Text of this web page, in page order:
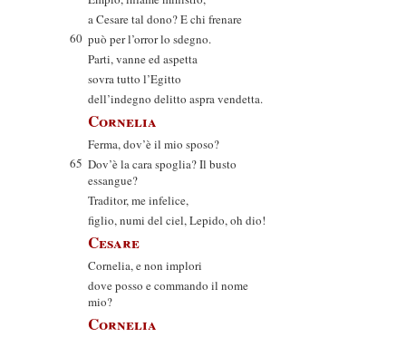
a Cesare tal dono? E chi frenare
60 può per l’orror lo sdegno.
Parti, vanne ed aspetta
sovra tutto l’Egitto
dell’indegno delitto aspra vendetta.
Cornelia
Ferma, dov’è il mio sposo?
65 Dov’è la cara spoglia? Il busto
essangue?
Traditor, me infelice,
figlio, numi del ciel, Lepido, oh dio!
Cesare
Cornelia, e non implori
dove posso e commando il nome
mio?
Cornelia